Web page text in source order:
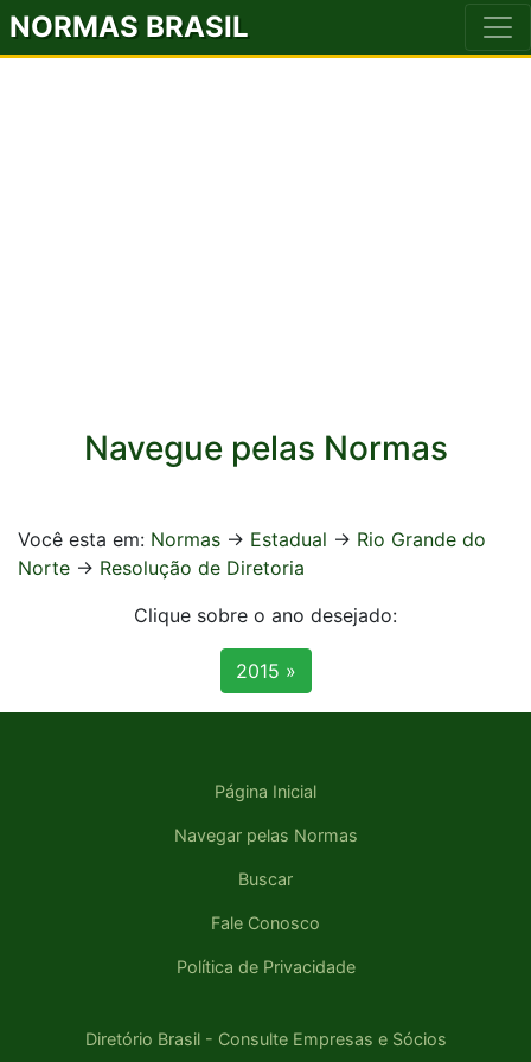
NORMAS BRASIL
Navegue pelas Normas
Você esta em: Normas -> Estadual -> Rio Grande do
Norte -> Resolução de Diretoria
Clique sobre o ano desejado:
2015 »
Página Inicial
Navegar pelas Normas
Buscar
Fale Conosco
Política de Privacidade
Diretório Brasil - Consulte Empresas e Sócios